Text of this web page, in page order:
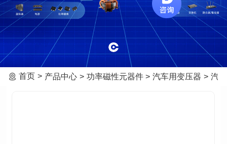
首页 产品中心 功率磁性元器件 汽车用变压器 汽